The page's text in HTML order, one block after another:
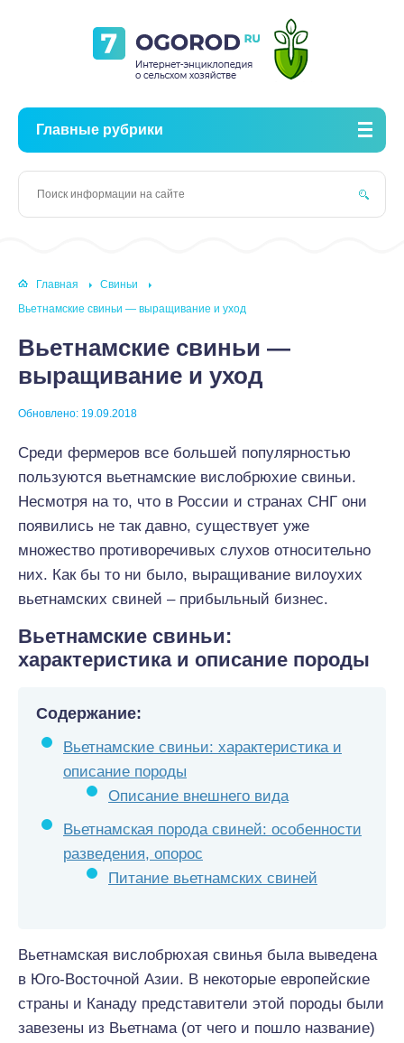
Главные рубрики
Главная
Свиньи
Вьетнамские свиньи — выращивание и уход
Вьетнамские свиньи —
выращивание и уход
Обновлено: 19.09.2018
Среди фермеров все большей популярностью
пользуются вьетнамские вислобрюхие свиньи.
Несмотря на то, что в России и странах СНГ они
появились не так давно, существует уже
множество противоречивых слухов относительно
них. Как бы то ни было, выращивание вилоухих
вьетнамских свиней – прибыльный бизнес.
Вьетнамские свиньи:
характеристика и описание породы
Содержание:
Вьетнамские свиньи: характеристика и
описание породы
Описание внешнего вида
Вьетнамская порода свиней: особенности
разведения, опорос
Питание вьетнамских свиней
Вьетнамская вислобрюхая свинья была выведена
в Юго-Восточной Азии. В некоторые европейские
страны и Канаду представители этой породы были
завезены из Вьетнама (от чего и пошло название)